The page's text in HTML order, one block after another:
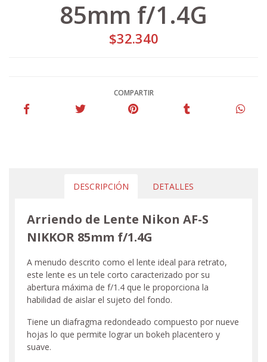
85mm f/1.4G
$32.340
COMPARTIR
DESCRIPCIÓN DETALLES
Arriendo de Lente Nikon AF-S
NIKKOR 85mm f/1.4G
A menudo descrito como el lente ideal para retrato,
este lente es un tele corto caracterizado por su
abertura máxima de f/1.4 que le proporciona la
habilidad de aislar el sujeto del fondo.
Tiene un diafragma redondeado compuesto por nueve
hojas lo que permite lograr un bokeh placentero y
suave.